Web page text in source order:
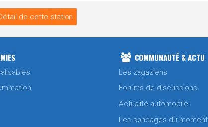
de cette station
COMMUNAUTÉ & ACTU
Les zagaziens
Forums de discussions
Actualité automobile
Les sondages du moment